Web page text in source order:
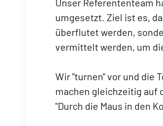
Unser Referententeam
umgesetzt. Ziel ist es,
überflutet werden,
vermittelt werden, um
Wir "turnen" vor und die
machen gleichzeitig auf
"Durch die Maus in den